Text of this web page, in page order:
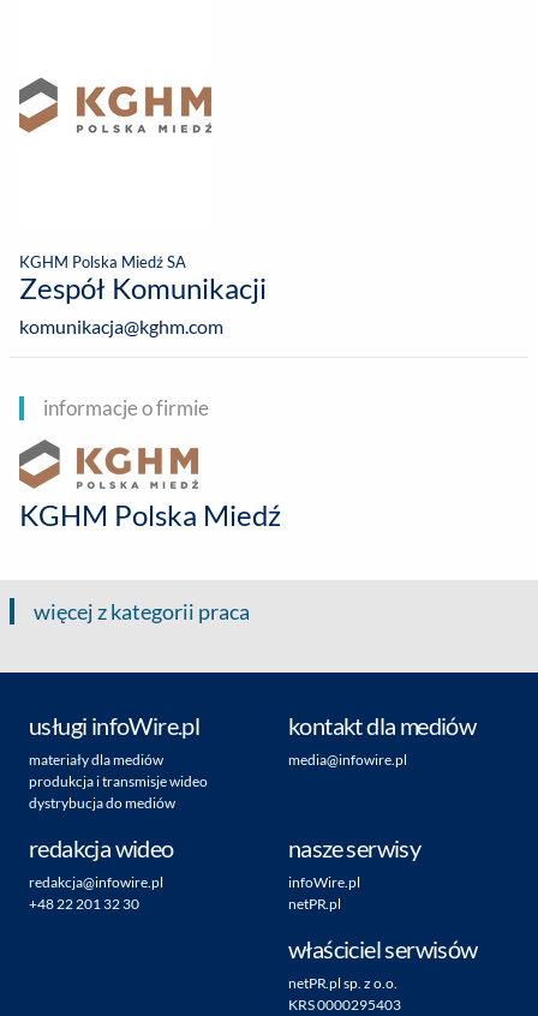
KGHM Polska Miedź SA
Zespół Komunikacji
komunikacja@kghm.com
informacje o firmie
KGHM Polska Miedź
więcej z kategorii praca
usługi infoWire.pl
materiały dla mediów
produkcja i transmisje wideo
dystrybucja do mediów
kontakt dla mediów
media@infowire.pl
redakcja wideo
redakcja@infowire.pl
+48 22 201 32 30
nasze serwisy
infoWire.pl
netPR.pl
właściciel serwisów
netPR.pl sp. z o.o.
KRS 0000295403